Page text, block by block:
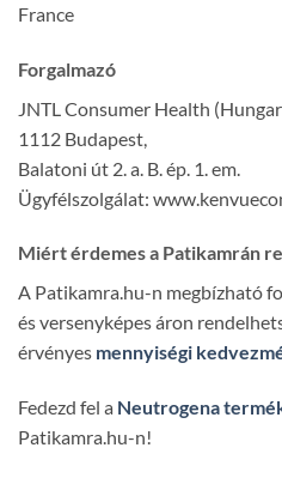
France
Forgalmazó
JNTL Consumer Health
1112 Budapest,
Balatoni út 2. a. B. ép. 1. em.
Ügyfélszolgálat:
Miért érdemes a Patikamrán
A Patikamra.hu-n megbízható
és versenyképes áron
érvényes mennyiségi
Fedezd fel a Neutrogena
Patikamra.hu-n!